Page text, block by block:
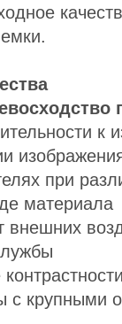
к
при
материала
внешних
с крупными